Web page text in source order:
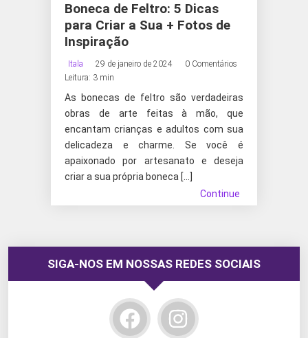
Boneca de Feltro: 5 Dicas
para Criar a Sua + Fotos de
Inspiração
Itala 29 de janeiro de 2024
0 Comentários
Leitura: 3 min
As bonecas de feltro são verdadeiras
obras de arte feitas à mão, que
encantam crianças e adultos com sua
delicadeza e charme. Se você é
apaixonado por artesanato e deseja
criar a sua própria boneca […]
Continue
SIGA-NOS EM NOSSAS REDES SOCIAIS